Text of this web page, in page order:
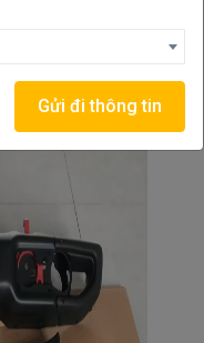
Gửi đi thông tin